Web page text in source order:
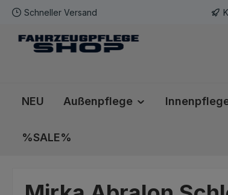
Hauptinhalt springen
Zur Suche springen
Zur Hauptnavigation springen
Schneller Versand
NEU Außenpflege
%SALE%